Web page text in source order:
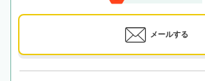
メールする